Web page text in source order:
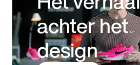
achter het
design